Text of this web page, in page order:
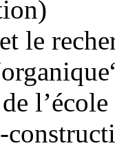
le